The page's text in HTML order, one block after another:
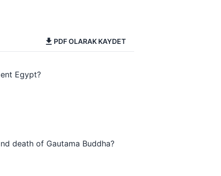
PDF OLARAK KAYDET
Egypt?
death of Gautama Buddha?